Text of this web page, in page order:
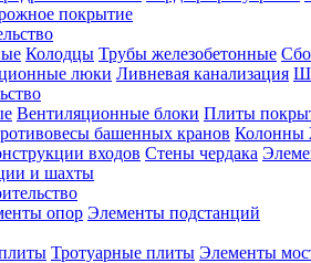
покрытие
Колодцы Трубы железобетонные
люки Ливневая канализация
Вентиляционные блоки Плиты
башенных кранов
входов Стены чердака
и шахты
опор Элементы подстанций
Тротуарные плиты Элементы